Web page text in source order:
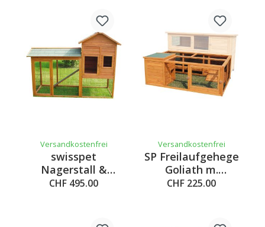
Versandkostenfrei
swisspet
Nagerstall &
Gehege Benno,
CHF 495.00
Versandkostenfrei
SP Freilaufgehege
Goliath m.
Schlafst. S
CHF 225.00